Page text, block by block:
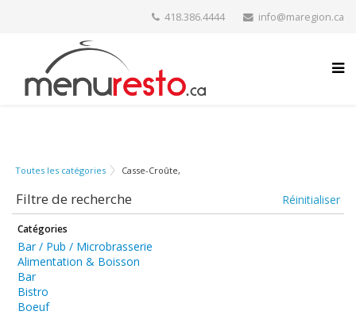
418.386.4444 info@maregion.ca
Toutes les catégories Casse-Croûte,
Filtre de recherche Réinitialiser
Catégories
Bar / Pub / Microbrasserie
Alimentation & Boisson
Bar
Bistro
Boeuf